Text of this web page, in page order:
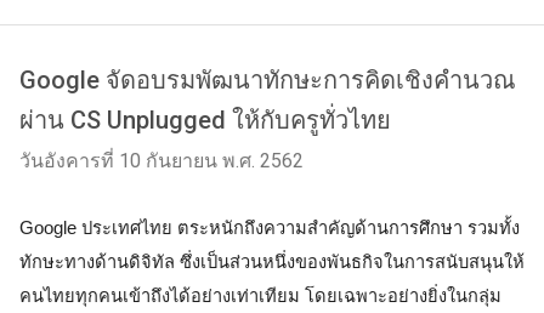
Google จัดอบรมพัฒนาทักษะการคิดเชิงคำนวณ
ผ่าน CS Unplugged ให้กับครูทั่วไทย
วันอังคารที่ 10 กันยายน พ.ศ. 2562
Google ประเทศไทย ตระหนักถึงความสำคัญด้านการศึกษา รวมทั้ง
ทักษะทางด้านดิจิทัล ซึ่งเป็นส่วนหนึ่งของพันธกิจในการสนับสนุนให้
คนไทยทุกคนเข้าถึงได้อย่างเท่าเทียม โดยเฉพาะอย่างยิ่งในกลุ่ม